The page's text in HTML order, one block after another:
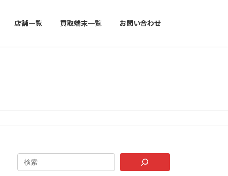
店舗一覧 買取端末一覧 お問い合わせ